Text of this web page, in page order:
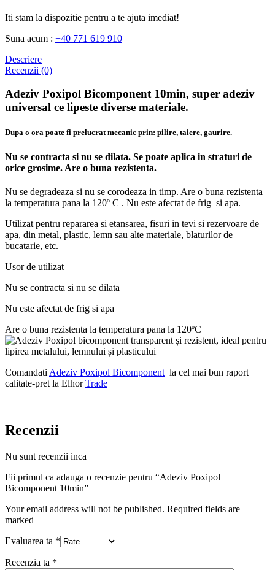
Iti stam la dispozitie pentru a te ajuta imediat!
Suna acum : +40 771 619 910
Descriere
Recenzii (0)
Adeziv Poxipol Bicomponent 10min, super adeziv
universal ce lipeste diverse materiale.
Dupa o ora poate fi prelucrat mecanic prin: pilire, taiere, gaurire.
Nu se contracta si nu se dilata. Se poate aplica in straturi de
orice grosime. Are o buna rezistenta.
Nu se degradeaza si nu se corodeaza in timp. Are o buna rezistenta
la temperatura pana la 120º C . Nu este afectat de frig si apa.
Utilizat pentru repararea si etansarea, fisuri in tevi si rezervoare de
apa, din metal, plastic, lemn sau alte materiale, blaturilor de
bucatarie, etc.
Usor de utilizat
Nu se contracta si nu se dilata
Nu este afectat de frig si apa
Are o buna rezistenta la temperatura pana la 120ºC
Comandati Adeziv Poxipol Bicomponent la cel mai bun raport
calitate-pret la ElhorTrade
Recenzii
Nu sunt recenzii inca
Fii primul ca adauga o recenzie pentru “Adeziv Poxipol
Bicomponent 10min”
Your email address will not be published. Required fields are
marked
Evaluarea ta *
Recenzia ta *